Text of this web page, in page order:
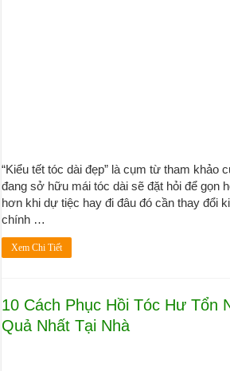
“Kiểu tết tóc dài đẹp” là cụm từ tham khảo
đang sở hữu mái tóc dài sẽ đặt hỏi để gọn
hơn khi dự tiệc hay đi đâu đó cần thay đổi
chính …
Xem Chi Tiết
10 Cách Phục Hồi Tóc Hư Tổn
Quả Nhất Tại Nhà